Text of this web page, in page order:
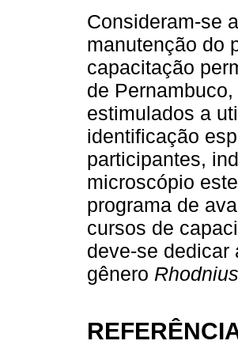
Consideram-se
manutenção do
capacitação
de
estimulados a
identificação
participantes,
microscópio
programa de
cursos de
deve-se dedicar
gênero Rhodnius